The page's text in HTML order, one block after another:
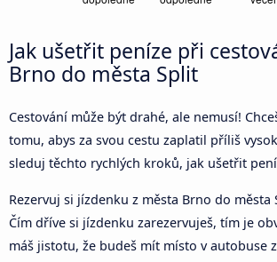
Jak ušetřit peníze při
Brno do města Split
Cestování může být drahé, ale nemusí!
tomu, abys za svou cestu zaplatil příliš
sleduj těchto rychlých kroků, jak ušetřit
Rezervuj si jízdenku z města Brno do
Čím dříve si jízdenku zarezervuješ, tím je
máš jistotu, že budeš mít místo v autobuse